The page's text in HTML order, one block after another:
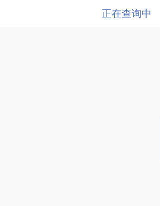
正在查询中